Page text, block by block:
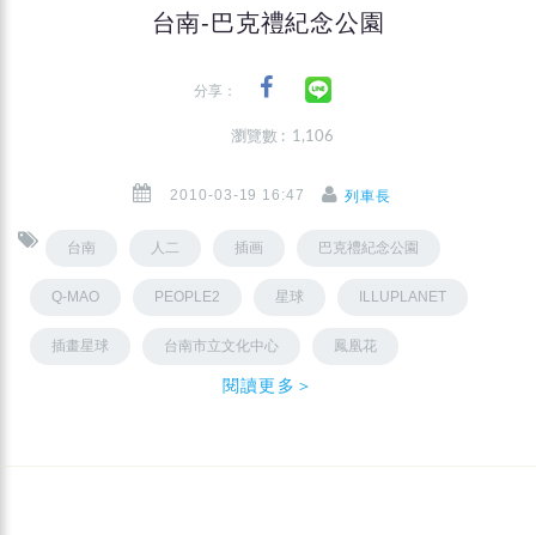
台南-巴克禮紀念公園
分享：
瀏覽數 : 1,106
2010-03-19 16:47 列車長
台南 人二 插画 巴克禮紀念公園
Q-MAO PEOPLE2 星球 ILLUPLANET
插畫星球 台南市立文化中心 鳳凰花
閱讀更多＞